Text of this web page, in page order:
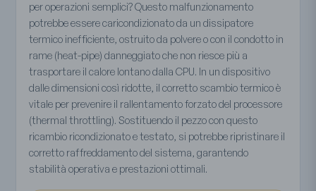
per operazioni semplici? Questo malfunzionamento
potrebbe essere caricondizionato da un dissipatore
termico inefficiente, ostruito da polvere o con il condotto in
rame (heat-pipe) danneggiato che non riesce più a
trasportare il calore lontano dalla CPU. In un dispositivo
dalle dimensioni così ridotte, il corretto scambio termico è
vitale per prevenire il rallentamento forzato del processore
(thermal throttling). Sostituendo il pezzo con questo
ricambio ricondizionato e testato, si potrebbe ripristinare il
corretto raffreddamento del sistema, garantendo
stabilità operativa e prestazioni ottimali.